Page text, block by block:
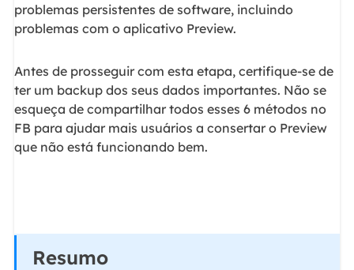
problemas persistentes de software, incluindo
problemas com o aplicativo Preview.
Antes de prosseguir com esta etapa, certifique-se de
ter um backup dos seus dados importantes. Não se
esqueça de compartilhar todos esses 6 métodos no
FB para ajudar mais usuários a consertar o Preview
que não está funcionando bem.
Resumo